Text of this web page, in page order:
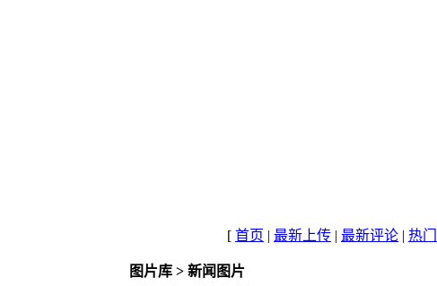
[ 首页 | 最新上传 | 最新评论 | 热
图片库 > 新闻图片